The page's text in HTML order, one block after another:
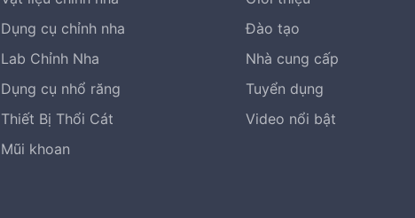
Dụng cụ chỉnh nha
Lab Chỉnh Nha
Dụng cụ nhổ răng
Thiết Bị Thổi Cát
Mũi khoan
Đào tạo
Nhà cung cấp
Tuyển dụng
Video nổi bật